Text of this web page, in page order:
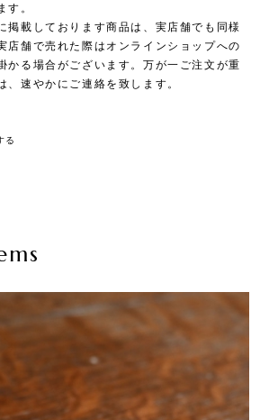
す。
掲載しております商品は、実店舗でも同様
店舗で売れた際はオンラインショップへの
かる場合がございます。万が一ご注文が重
、速やかにご連絡を致します。
る